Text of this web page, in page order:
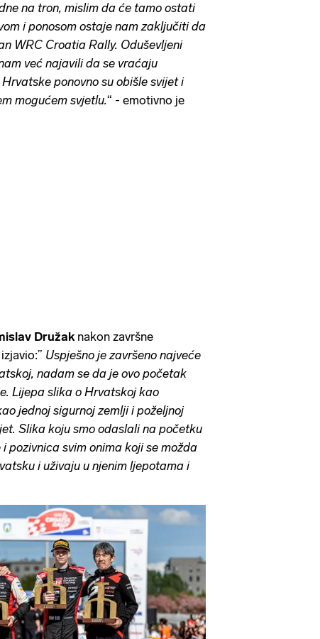
na tron, mislim da će tamo ostati
i ponosom ostaje nam zaključiti da
WRC Croatia Rally. Oduševljeni
već najavili da se vraćaju
ponovno su obišle svijet i
mogućem svjetlu.“ - emotivno je
Družaknakon završne
Uspješno je završeno najveće
nadam se da je ovo početak
Lijepa slika o Hrvatskoj kao
jednoj sigurnoj zemlji i poželjnoj
Slika koju smo odaslali na početku
pozivnica svim onima koji se možda
i uživaju u njenim ljepotama i